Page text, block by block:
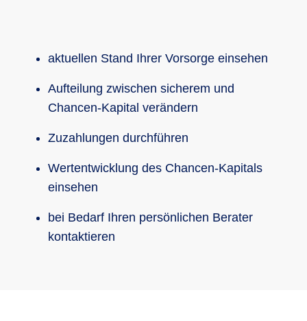
aktuellen Stand Ihrer Vorsorge einsehen
Aufteilung zwischen sicherem und
Chancen-Kapital verändern
Zuzahlungen durchführen
Wertentwicklung des Chancen-Kapitals
einsehen
bei Bedarf Ihren persönlichen Berater
kontaktieren